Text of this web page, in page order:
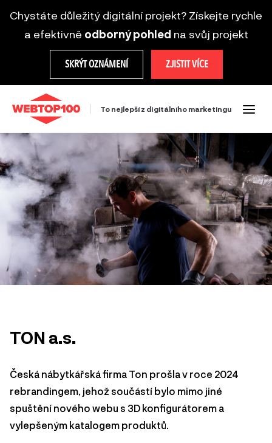
Chystáte důležitý digitální projekt? Získejte rychle
a efektivně odborný pohled na svůj projekt
SKRÝT OZNÁMENÍ ZJISTIT VÍCE
To nejlepší z digitálního marketingu
TON a.s.
Česká nábytkářská firma Ton prošla v roce 2024
rebrandingem, jehož součástí bylo mimo jiné
spuštění nového webu s 3D konfigurátorem a
vylepšeným katalogem produktů.